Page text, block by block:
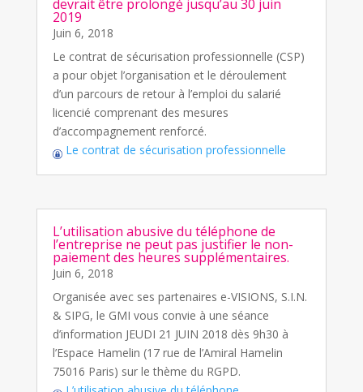
devrait être prolongé jusqu’au 30 juin
2019
Juin 6, 2018
Le contrat de sécurisation professionnelle (CSP)
a pour objet l’organisation et le déroulement
d’un parcours de retour à l’emploi du salarié
licencié comprenant des mesures
d’accompagnement renforcé.
Le contrat de sécurisation professionnelle
L’utilisation abusive du téléphone de
l’entreprise ne peut pas justifier le non-
paiement des heures supplémentaires.
Juin 6, 2018
Organisée avec ses partenaires e-VISIONS, S.I.N.
& SIPG, le GMI vous convie à une séance
d’information JEUDI 21 JUIN 2018 dès 9h30 à
l’Espace Hamelin (17 rue de l’Amiral Hamelin
75016 Paris) sur le thème du RGPD.